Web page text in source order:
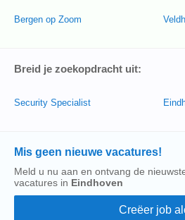
Bergen op Zoom
Breid je zoekopdracht uit:
Security Specialist
Mis geen nieuwe vacatures!
Meld u nu aan en ontvang de
vacatures in Eindhoven